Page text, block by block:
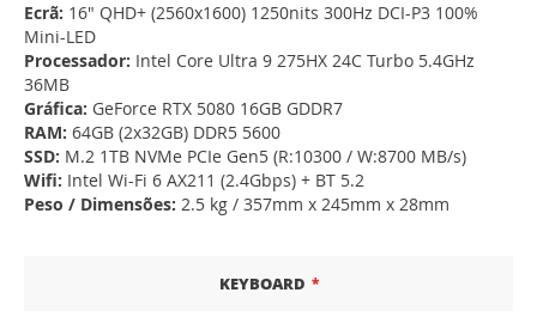
Ecrã: 16" QHD+ (2560x1600) 1250nits 300Hz DCI-P3 100%
Mini-LED
Processador: Intel Core Ultra 9 275HX 24C Turbo 5.4GHz
36MB
Gráfica: GeForce RTX 5080 16GB GDDR7
RAM: 64GB (2x32GB) DDR5 5600
SSD: M.2 1TB NVMe PCIe Gen5 (R:10300 / W:8700 MB/s)
Wifi: Intel Wi-Fi 6 AX211 (2.4Gbps) + BT 5.2
Peso / Dimensões: 2.5 kg / 357mm x 245mm x 28mm
KEYBOARD